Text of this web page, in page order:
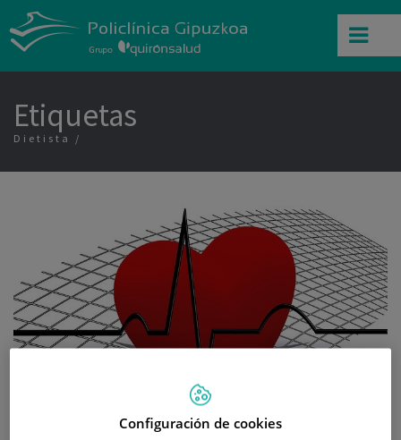
Etiquetas
Dietista
Configuración de cookies